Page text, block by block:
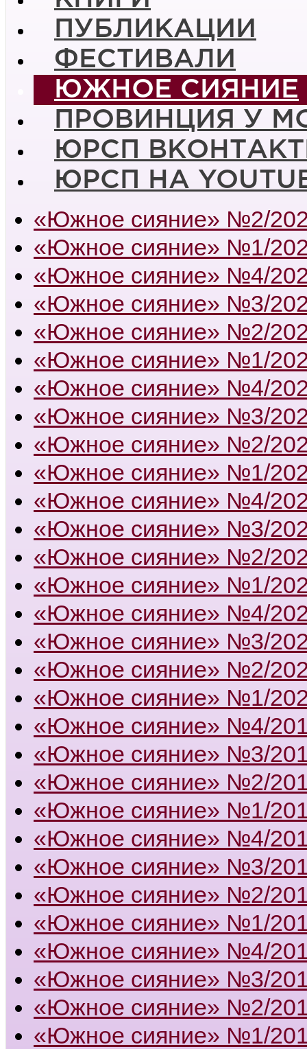
ПУБЛИКАЦИИ
ФЕСТИВАЛИ
ЮЖНОЕ СИЯНИЕ
ПРОВИНЦИЯ У
ЮРСП
ЮРСП НА
«Южное сияние» №2/
«Южное сияние» №1/
«Южное сияние» №4/
«Южное сияние» №3/
«Южное сияние» №2/
«Южное сияние» №1/
«Южное сияние» №4/
«Южное сияние» №3/
«Южное сияние» №2/
«Южное сияние» №1/
«Южное сияние» №4/
«Южное сияние» №3/
«Южное сияние» №2/
«Южное сияние» №1/
«Южное сияние» №4/
«Южное сияние» №3/
«Южное сияние» №2/
«Южное сияние» №1/
«Южное сияние» №4/
«Южное сияние» №3/
«Южное сияние» №2/
«Южное сияние» №1/
«Южное сияние» №4/
«Южное сияние» №3/
«Южное сияние» №2/
«Южное сияние» №1/
«Южное сияние» №4/
«Южное сияние» №3/
«Южное сияние» №2/
«Южное сияние» №1/